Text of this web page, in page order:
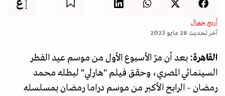
أريج جمال
آخر تحديث 28 مايو 2023
القاهرة: بعد أن مرّ الأسبوع الأول من موسم عيد الفطر
السينمائي المصري، وحقق فيلم "هارلي" لبطله محمد
رمضان – الرابح الأكبر من موسم دراما رمضان بمسلسله